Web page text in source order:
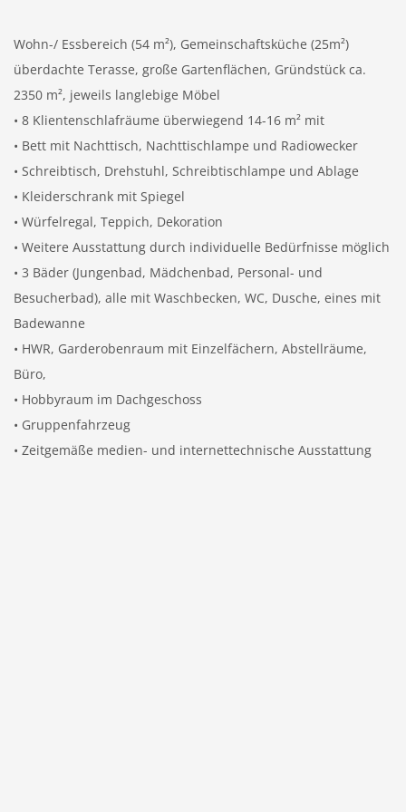
Wohn-/ Essbereich (54 m²), Gemeinschaftsküche (25m²)
überdachte Terasse, große Gartenflächen, Gründstück ca.
2350 m², jeweils langlebige Möbel
• 8 Klientenschlafräume überwiegend 14-16 m² mit
• Bett mit Nachttisch, Nachttischlampe und Radiowecker
• Schreibtisch, Drehstuhl, Schreibtischlampe und Ablage
• Kleiderschrank mit Spiegel
• Würfelregal, Teppich, Dekoration
• Weitere Ausstattung durch individuelle Bedürfnisse möglich
• 3 Bäder (Jungenbad, Mädchenbad, Personal- und
Besucherbad), alle mit Waschbecken, WC, Dusche, eines mit
Badewanne
• HWR, Garderobenraum mit Einzelfächern, Abstellräume,
Büro,
• Hobbyraum im Dachgeschoss
• Gruppenfahrzeug
• Zeitgemäße medien- und internettechnische Ausstattung